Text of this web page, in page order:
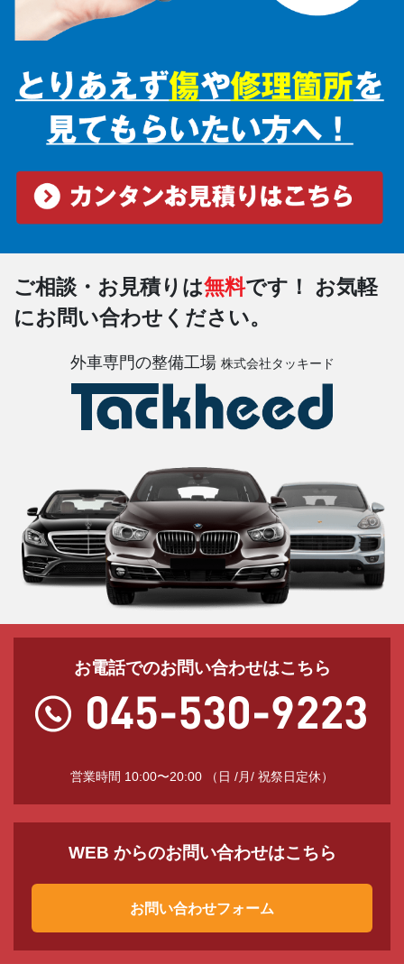
ご相談・お見積りは無料です！
お気軽
にお問い合わせください。
外車専門の整備工場 株式会社タッキード
お電話でのお問い合わせはこちら
営業時間 10:00〜20:00 （日 /月/ 祝祭日定休）
WEB からのお問い合わせはこちら
お問い合わせフォーム